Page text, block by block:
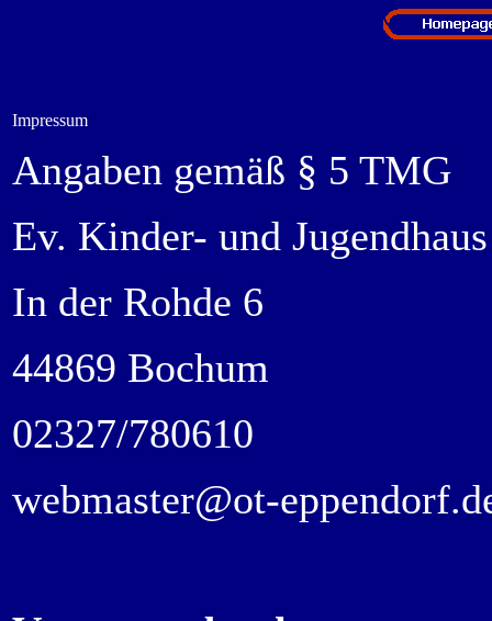
Impressum
Angaben gemäß § 5 TMG
Ev. Kinder- und
In der Rohde 6
44869 Bochum
02327/780610
webmaster@ot-